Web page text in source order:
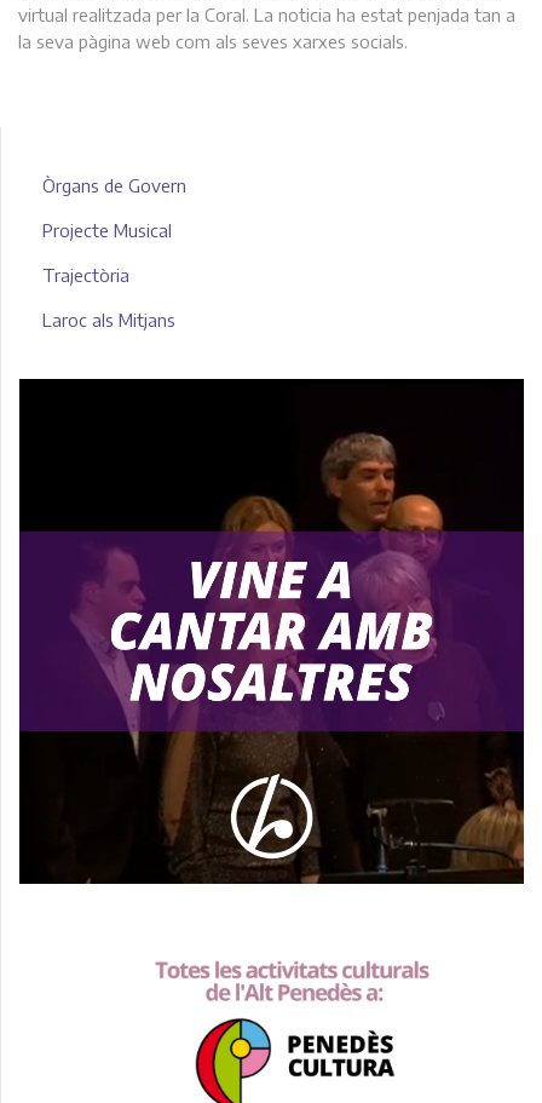
virtual realitzada per la Coral. La noticia ha estat penjada tan a
la seva pàgina web com als seves xarxes socials.
Òrgans de Govern
Projecte Musical
Trajectòria
Laroc als Mitjans